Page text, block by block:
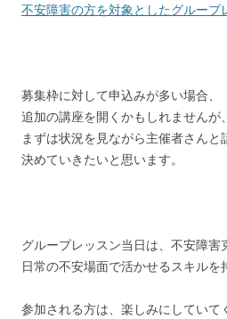
不安障害の方を対象としたグループ
募集枠に対して申込みが多い場合、
追加の講座を開くかもしれませんが、
まずは状況を見ながら主催者さんと
決めていきたいと思います。
グループレッスン当日は、不安障害
日常の不安場面で活かせるスキルを
参加される方は、楽しみにしていて